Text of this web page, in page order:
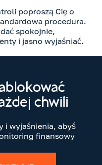
poproszą Cię o
procedura.
spokojnie,
i jasno wyjaśniać.
chwili
i wyjaśnienia, abyś
finansowy